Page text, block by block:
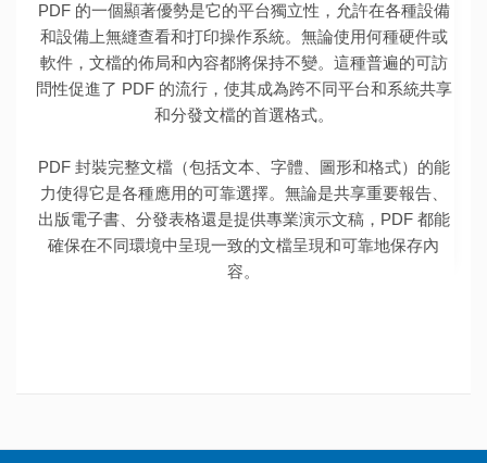
PDF 的一個顯著優勢是它的平台獨立性，允許在各種設備
和設備上無縫查看和打印操作系統。無論使用何種硬件或
軟件，文檔的佈局和內容都將保持不變。這種普遍的可訪
問性促進了 PDF 的流行，使其成為跨不同平台和系統共享
和分發文檔的首選格式。
PDF 封裝完整文檔（包括文本、字體、圖形和格式）的能
力使得它是各種應用的可靠選擇。無論是共享重要報告、
出版電子書、分發表格還是提供專業演示文稿，PDF 都能
確保在不同環境中呈現一致的文檔呈現和可靠地保存內
容。